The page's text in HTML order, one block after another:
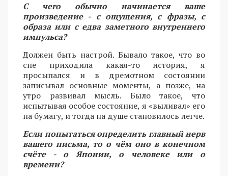
С чего обычно начинается ваше
произведение - с ощущения, с фразы, с
образа или с едва заметного внутреннего
импульса?
Должен быть настрой. Бывало такое, что во
сне приходила какая-то история, я
просыпался и в дремотном состоянии
записывал основные моменты, а позже, на
утро развивал мысль. Было такое, что
испытывая особое состояние, я «выливал» его
на бумагу, и тогда на душе становилось легче.
Если попытаться определить главный нерв
вашего письма, то о чём оно в конечном
счёте - о Японии, о человеке или о
времени?